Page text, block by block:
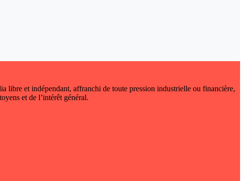
libre et indépendant, affranchi de toute pression industrielle ou financière,
et de l’intérêt général.